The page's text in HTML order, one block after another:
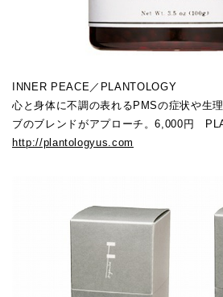
INNER PEACE／PLANTOLOGY
心と身体に不調の表れるPMSの症状や生
ブのブレンドがアプローチ。6,000円
http://plantologyus.com